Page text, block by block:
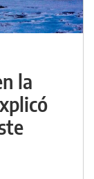
la